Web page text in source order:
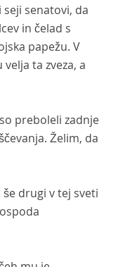
senatovi, da
in čelad s
papežu. V
ta zveza, a
preboleli zadnje
Želim, da
drugi v tej sveti